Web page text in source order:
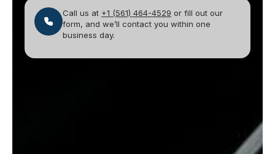
Call us at +1 (561) 464-4529 or fill out our
form, and we’ll contact you within one
business day.